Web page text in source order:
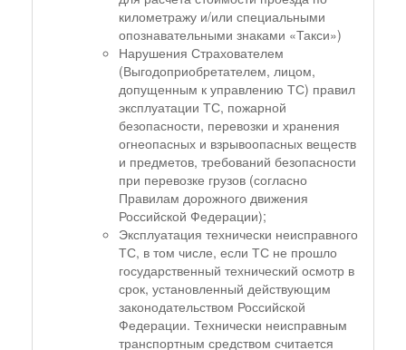
километражу и/или специальными
опознавательными знаками «Такси»)
Нарушения Страхователем
(Выгодоприобретателем, лицом,
допущенным к управлению ТС) правил
эксплуатации ТС, пожарной
безопасности, перевозки и хранения
огнеопасных и взрывоопасных веществ
и предметов, требований безопасности
при перевозке грузов (согласно
Правилам дорожного движения
Российской Федерации);
Эксплуатация технически неисправного
ТС, в том числе, если ТС не прошло
государственный технический осмотр в
срок, установленный действующим
законодательством Российской
Федерации. Технически неисправным
транспортным средством считается